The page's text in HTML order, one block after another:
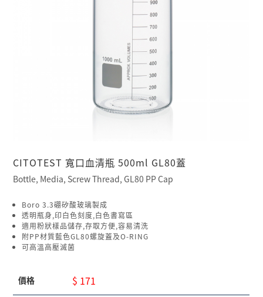
CITOTEST 寬口血清瓶 500ml GL80蓋
Bottle, Media, Screw Thread, GL80 PP Cap
Boro 3.3硼矽酸玻璃製成
透明瓶身,印白色刻度,白色書寫區
適用粉狀樣品儲存,存取方便,容易清洗
附PP材質藍色GL80螺旋蓋及O-RING
可高溫高壓滅菌
價格 $ 171